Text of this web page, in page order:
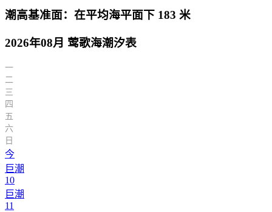
潮高基准面：在平均海平面下 183 米
2026年08月 莺歌海潮汐表
一
二
三
四
五
六
日
今
巨潮
10
巨潮
11